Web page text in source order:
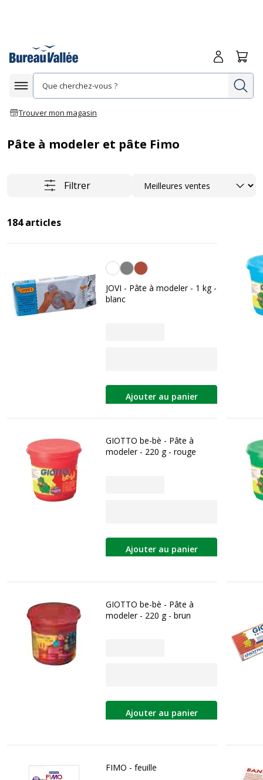
Afficher la navigation
Trouver mon magasin
Me
Pâte à modeler et pâte Fimo
Filtrer Trier
184 articles
Blanc
JOVI - Pâte à modeler - 1 kg -
blanc
Ajouter au panier
GIOTTO be-bè - Pâte à
modeler - 220 g - rouge
Ajouter au panier
GIOTTO be-bè - Pâte à
modeler - 220 g - brun
Ajouter au panier
FIMO - feuille